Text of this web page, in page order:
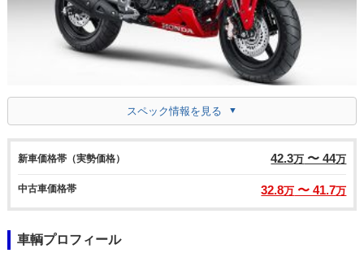
スペック情報を見る
新車価格帯（実勢価格） 42.3万 〜 44万
中古車価格帯 32.8万 〜 41.7万
車輌プロフィール